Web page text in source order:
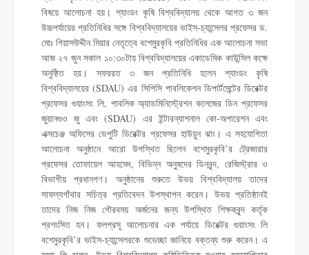
বিষয়ে আলোচনা হয়। শ্যাংডং কৃষি বিশ্ববিদ্যালয় থেকে আগত ৩ জন
উচ্চপর্যায়ের প্রতিনিধির সঙ্গে বিশ্ববিদ্যালয়ের ভাইস-চ্যান্সেলর প্রফেসর ড.
মোঃ গিয়াসউদ্দীন মিয়ার নেতৃত্বে বশেমুরকৃবি প্রতিনিধির এক আলোচনা সভা
আজ ২৭ জুন সকাল ১০:৩০টায় বিশ্ববিদ্যালয়ের একাডেমিক কাউন্সিল কক্ষে
অনুষ্ঠিত হয়। সফররত ৩ জন প্রতিনিধি হলেন শ্যাংডং কৃষি
বিশ্ববিদ্যালয়ের (SDAU) এর সিপিসি পাবলিকেশন ডিপার্টমেন্টের ডিরেক্টর
প্রফেসর গুয়াংসং লি, পাবলিক অ্যাডমিনিস্ট্রেশন কলেজের ডিন প্রফেসর
জুয়ানগুও জু এবং (SDAU) এর ইন্টারন্যাশনাল কো-অপারেশন এবং
এক্সচেঞ্জ অফিসের ডেপুটি ডিরেক্টর প্রফেসর হাউয়ুন ঝাং। এ সহযোগিতা
আলোচনা অনুষ্ঠানে আরো উপস্থিত ছিলেন বশেমুরকৃবি’র ট্রেজারার
প্রফেসর তোফায়েল আহমেদ, বিভিন্ন অনুষদের ডিনবৃন্দ, রেজিস্ট্রার ও
বিভাগীয় প্রধানগণ। অনুষ্ঠানের শুরুতে উভয় বিশ্ববিদ্যালয় তাদের
সাফল্যগাঁথার সচিত্র প্রতিবেদন উপস্থাপন করেন। উভয় প্রতিষ্ঠানই
তাদের নিজ নিজ গৌরবময় অর্জনের জন্য উপস্থিত শিক্ষকবৃন্দ কর্তৃক
প্রশংসিত হন। ফলপ্রসূ আলোচনার এক পর্যায়ে ডিরেক্টর গুয়াংসং লি
বশেমুরকৃবি’র ভাইস-চ্যান্সেলরকে শুভেচ্ছা জানিয়ে বক্তব্য শুরু করেন। এ